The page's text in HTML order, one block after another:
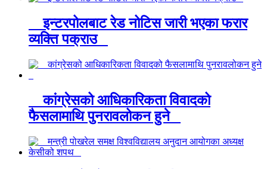
इन्टरपोलबाट रेड नोटिस जारी भएका फरार
व्यक्ति पक्राउ
कांग्रेसको आधिकारिकता विवादको
फैसलामाथि पुनरावलोकन हुने